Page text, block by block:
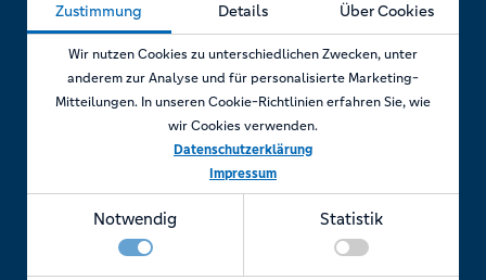
Zustimmung Details Über Cookies
Wir nutzen Cookies zu unterschiedlichen Zwecken, unter
anderem zur Analyse und für personalisierte Marketing-
Mitteilungen. In unseren Cookie-Richtlinien erfahren Sie, wie
wir Cookies verwenden.
Datenschutzerklärung
Impressum
Notwendig Statistik
Jetzt Termin vereinbaren!
Telefonisch
+49 7841 69 11880